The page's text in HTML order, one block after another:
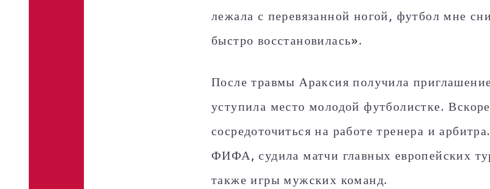
лежала с перевязанной ногой, футбол мне
быстро восстановилась».
После травмы Араксия получила
уступила место молодой футболистке.
сосредоточиться на работе тренера и
ФИФА, судила матчи главных европейских
также игры мужских команд.